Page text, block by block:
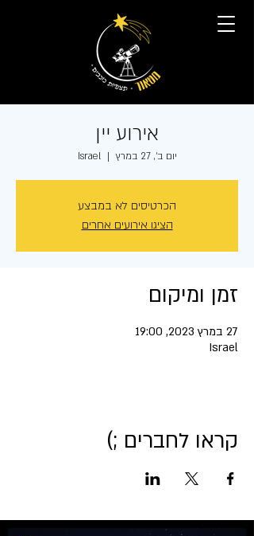
אירוע יין
יום ב׳, 27 במרץ
  |
Israel
הכרטיסים לא במבצע
הציגו אירועים אחרים
זמן ומיקום
27 במרץ 2023, 19:00
Israel
קראו לחברים ;)